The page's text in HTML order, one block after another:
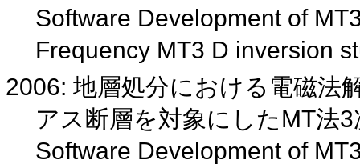
Software Development of
Frequency MT3 D inversion
2006: 地層処分における電磁法
アス断層を対象にしたMT法
Software Development of